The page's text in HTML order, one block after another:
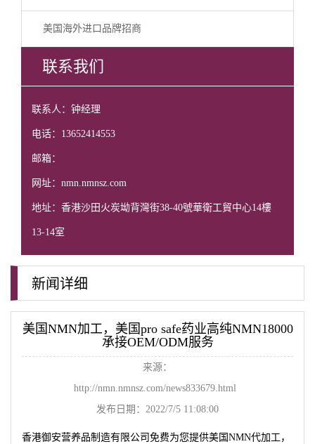
美国海外进口品牌招商
联系我们
联系人：钟经理
电话：13652414553
邮箱：
网址：nmn.nmnsz.com
地址：香港沙田火炭坳背灣街38-40號華衛工貿中心14樓
13-14室
新闻详细
美国NMN加工，美国pro safe药业高纯NMN18000
承接OEM/ODM服务
来源：
http://nmn.nmnsz.com/news833679.html
发布日期：2022/7/5 11:08:00
香港御安营养品制造有限公司免费为您提供美国NMN代加工 ，